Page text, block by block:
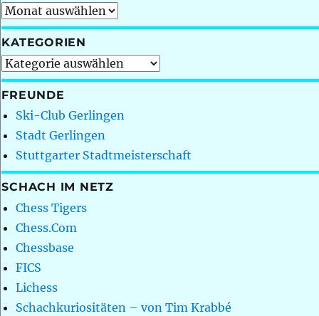
Archiv
KATEGORIEN
Kategorien
FREUNDE
Ski-Club Gerlingen
Stadt Gerlingen
Stuttgarter Stadtmeisterschaft
SCHACH IM NETZ
Chess Tigers
Chess.Com
Chessbase
FICS
Lichess
Schachkuriositäten – von Tim Krabbé